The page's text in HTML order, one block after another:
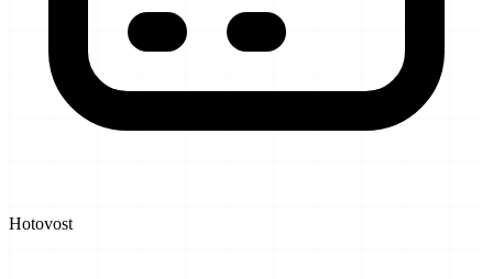
Hotovost